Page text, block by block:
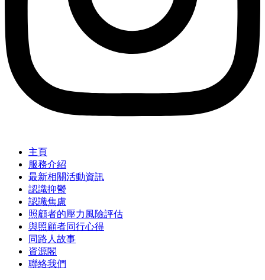
主頁
服務介紹
最新相關活動資訊
認識抑鬱
認識焦慮
照顧者的壓力風險評估
與照顧者同行心得
同路人故事
資源閣
聯絡我們